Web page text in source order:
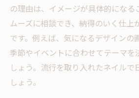
の理由は、イメージが具体的になる
ムーズに相談でき、納得のいく仕上
です。例えば、気になるデザインの
季節やイベントに合わせてテーマを
しょう。流行を取り入れたネイルで
しょう。